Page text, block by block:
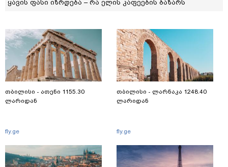
ყავის ფასი იზრდება – რა ელის კაფეების ბაზარს
თბილისი - ათენი 1155.30
ლარიდან
fly.ge
თბილისი - ლარნაკა 1248.40
ლარიდან
fly.ge